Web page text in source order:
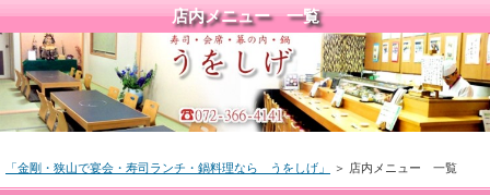
店内メニュー 一覧
「金剛・狭山で宴会・寿司ランチ・鍋料理なら うをしげ」 ＞ 店内メニュー 一覧